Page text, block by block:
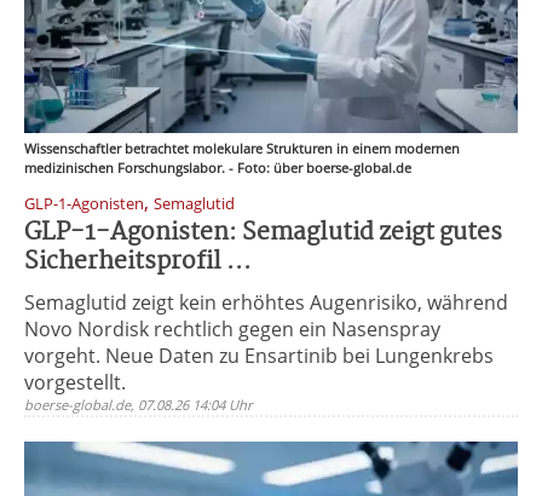
Wissenschaftler betrachtet molekulare Strukturen in einem modernen
medizinischen Forschungslabor. - Foto: über boerse-global.de
GLP-1-Agonisten, Semaglutid
GLP-1-Agonisten: Semaglutid zeigt gutes
Sicherheitsprofil ...
Semaglutid zeigt kein erhöhtes Augenrisiko, während
Novo Nordisk rechtlich gegen ein Nasenspray
vorgeht. Neue Daten zu Ensartinib bei Lungenkrebs
vorgestellt.
boerse-global.de, 07.08.26 14:04 Uhr